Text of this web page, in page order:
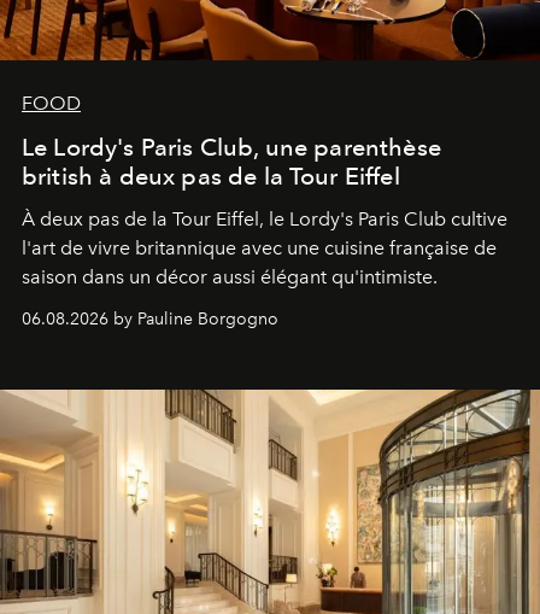
FOOD
Le Lordy's Paris Club, une parenthèse
british à deux pas de la Tour Eiffel
À deux pas de la Tour Eiffel, le Lordy's Paris Club cultive
l'art de vivre britannique avec une cuisine française de
saison dans un décor aussi élégant qu'intimiste.
06.08.2026 by Pauline Borgogno